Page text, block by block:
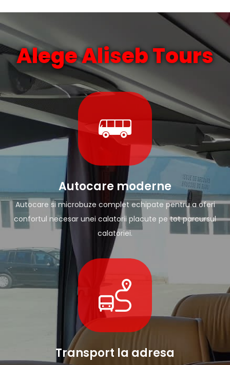
Alege Aliseb Tours
Autocare moderne
Autocare si microbuze complet echipate pentru a oferi
confortul necesar unei calatorii placute pe tot parcursul
calatoriei.
Transport la adresa